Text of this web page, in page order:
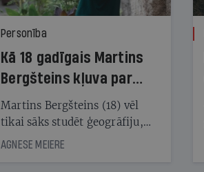
Personība
Kā 18 gadīgais Martins
Bergšteins kļuva par
laika ziņu seju?
Martins Bergšteins (18) vēl
tikai sāks studēt ģeogrāfiju,
bet viņa sacītajam jau uzticas
AGNESE MEIERE